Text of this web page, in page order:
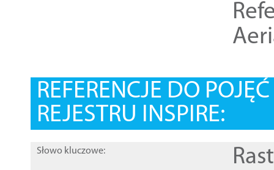
REFERENCJE DO
REJESTRU INSPIRE:
Słowo kluczowe: